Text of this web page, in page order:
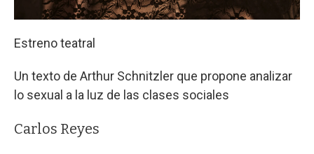
Estreno teatral
Un texto de Arthur Schnitzler que propone analizar
lo sexual a la luz de las clases sociales
Carlos Reyes